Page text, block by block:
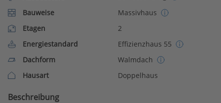
Bauweise
Massivhaus
Etagen
2
Energiestandard
Effizienzhaus 55
Dachform
Walmdach
Hausart
Doppelhaus
Beschreibung